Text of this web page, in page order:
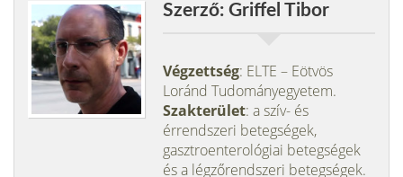
Szerző: Griffel Tibor
Végzettség: ELTE – Eötvös
Loránd Tudományegyetem.
Szakterület: a szív- és
érrendszeri betegségek,
gasztroenterológiai betegségek
és a légzőrendszeri betegségek.